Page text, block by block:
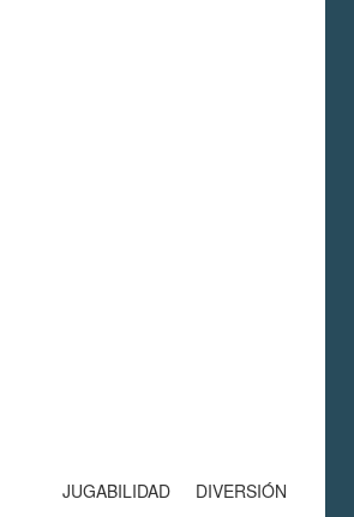
DIVERSIÓN
JUGABILIDAD